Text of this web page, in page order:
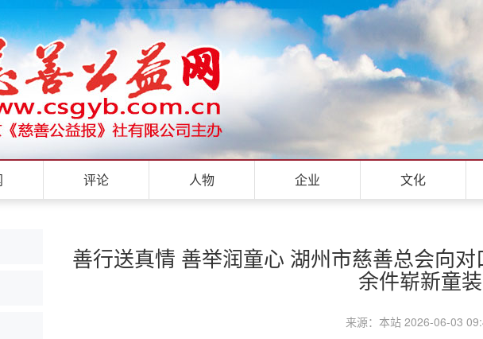
评论 人物 企业 文化
善行送真情 善举润童心 湖州市慈善总会向
余件崭新童装
来源：本站 2026-06-03